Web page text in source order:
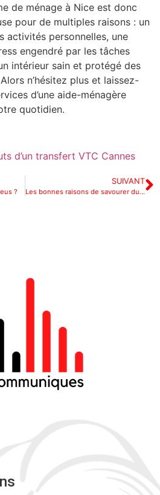
de ménage à Nice est donc
pour de multiples raisons : un
activités personnelles, une
engendré par les tâches
intérieur sain et protégé des
n’hésitez plus et laissez-
d’une aide-ménagère
quotidien.
d’un transfert VTC Cannes
?
SUIVANT
Les bonnes raisons de savourer du fromage a raclette en hiver